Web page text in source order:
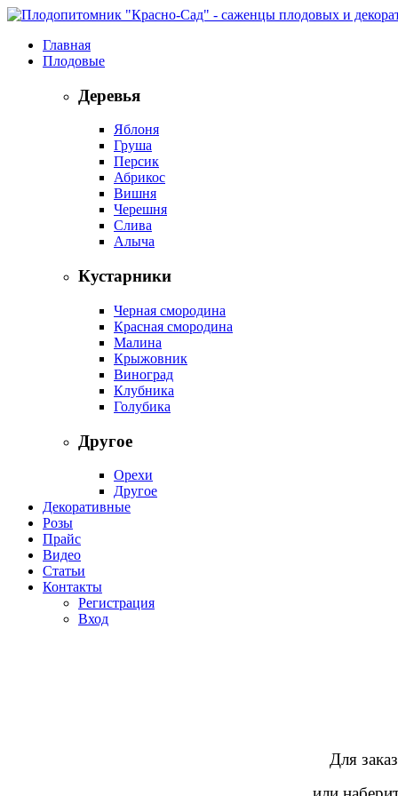
Главная
Плодовые
Деревья
Яблоня
Груша
Персик
Абрикос
Вишня
Черешня
Слива
Алыча
Кустарники
Черная смородина
Красная смородина
Малина
Крыжовник
Виноград
Клубника
Голубика
Другое
Орехи
Другое
Декоративные
Розы
Прайс
Видео
Статьи
Контакты
Регистрация
Вход
Для